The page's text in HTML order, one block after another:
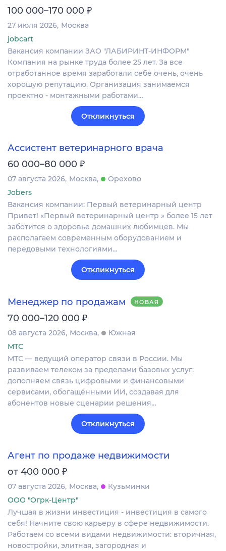
100 000–170 000 ₽
27 июля 2026 Москва
jobcart
Вакансия компании ЗАО "ЛАБИРИНТ-ИНФОРМ"
Компания на рынке труда более 25 лет. За все
отработанное время заработали себе очень, очень
хорошую репутацию. Организация занимаемся
проектно - монтажными работами…
Откликнуться
Ассистент ветеринарного врача
60 000–80 000 ₽
07 августа 2026 Москва
Орехово
Jobers
Вакансия компании: Первый ветеринарный центр
Привет! «Первый ветеринарный центр » более 15 лет
заботится о здоровье домашних любимцев. Мы
располагаем современным оборудованием и
передовыми технологиями…
Откликнуться
Менеджер по продажам НОВАЯ
70 000–120 000 ₽
08 августа 2026 Москва
Южная
МТС
МТС — ведущий оператор связи в России. Мы
развиваем телеком за пределами базовых услуг:
дополняем связь цифровыми и финансовыми
сервисами, обогащёнными ИИ, создавая для
абонентов новые сценарии решения…
Откликнуться
Агент по продаже недвижимости
от 400 000 ₽
07 августа 2026 Москва
Кузьминки
ООО "Огрк-Центр"
Лучшая в жизни инвестиция - инвестиция в самого
себя! Начните свою карьеру в сфере недвижимости.
Работаем со всеми видами недвижимости: вторичная,
новостройки, элитная, загородная и